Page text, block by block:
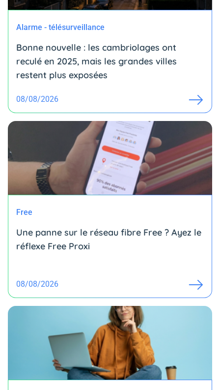
Alarme - télésurveillance
Bonne nouvelle : les cambriolages ont
reculé en 2025, mais les grandes villes
restent plus exposées
08/08/2026
Free
Une panne sur le réseau fibre Free ? Ayez le
réflexe Free Proxi
08/08/2026